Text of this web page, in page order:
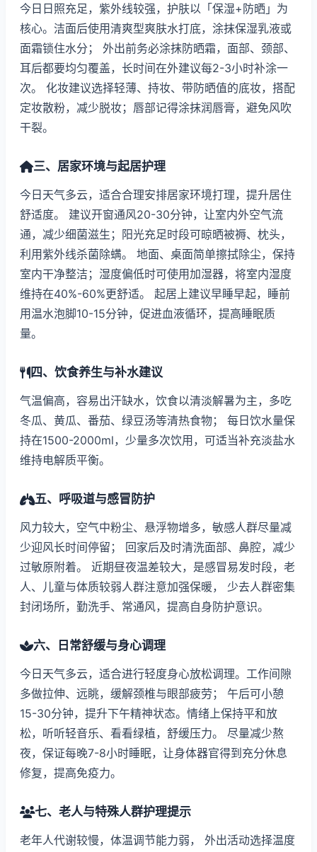
今日日照充足，紫外线较强，护肤以「保湿+防晒」为
核心。洁面后使用清爽型爽肤水打底，涂抹保湿乳液或
面霜锁住水分； 外出前务必涂抹防晒霜，面部、颈部、
耳后都要均匀覆盖，长时间在外建议每2-3小时补涂一
次。 化妆建议选择轻薄、持妆、带防晒值的底妆，搭配
定妆散粉，减少脱妆；唇部记得涂抹润唇膏，避免风吹
干裂。
三、居家环境与起居护理
今日天气多云，适合合理安排居家环境打理，提升居住
舒适度。 建议开窗通风20-30分钟，让室内外空气流
通，减少细菌滋生；阳光充足时段可晾晒被褥、枕头，
利用紫外线杀菌除螨。 地面、桌面简单擦拭除尘，保持
室内干净整洁；湿度偏低时可使用加湿器，将室内湿度
维持在40%-60%更舒适。 起居上建议早睡早起，睡前
用温水泡脚10-15分钟，促进血液循环，提高睡眠质
量。
四、饮食养生与补水建议
气温偏高，容易出汗缺水，饮食以清淡解暑为主，多吃
冬瓜、黄瓜、番茄、绿豆汤等清热食物； 每日饮水量保
持在1500-2000ml，少量多次饮用，可适当补充淡盐水
维持电解质平衡。
五、呼吸道与感冒防护
风力较大，空气中粉尘、悬浮物增多，敏感人群尽量减
少迎风长时间停留； 回家后及时清洗面部、鼻腔，减少
过敏原附着。 近期昼夜温差较大，是感冒易发时段，老
人、儿童与体质较弱人群注意加强保暖， 少去人群密集
封闭场所，勤洗手、常通风，提高自身防护意识。
六、日常舒缓与身心调理
今日天气多云，适合进行轻度身心放松调理。工作间隙
多做拉伸、远眺，缓解颈椎与眼部疲劳； 午后可小憩
15-30分钟，提升下午精神状态。情绪上保持平和放
松，听听轻音乐、看看绿植，舒缓压力。 尽量减少熬
夜，保证每晚7-8小时睡眠，让身体器官得到充分休息
修复，提高免疫力。
七、老人与特殊人群护理提示
老年人代谢较慢，体温调节能力弱， 外出活动选择温度